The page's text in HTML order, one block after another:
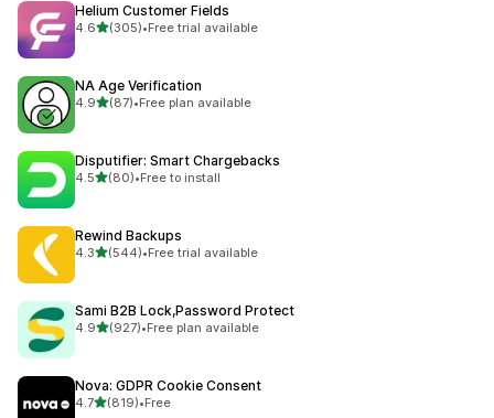
Helium Customer Fields
4.6เต็ม 5 ดาว
(305)
ทั้งหมด 305 รีวิว
•Free trial available
NA Age Verification
4.9เต็ม 5 ดาว
(87)
ทั้งหมด 87 รีวิว
•Free plan available
Disputifier: Smart Chargebacks
4.5เต็ม 5 ดาว
(80)
ทั้งหมด 80 รีวิว
•Free to install
Rewind Backups
4.3เต็ม 5 ดาว
(544)
ทั้งหมด 544 รีวิว
•Free trial available
Sami B2B Lock,Password Protect
4.9เต็ม 5 ดาว
(927)
ทั้งหมด 927 รีวิว
•Free plan available
Nova: GDPR Cookie Consent
4.7เต็ม 5 ดาว
(819)
ทั้งหมด 819 รีวิว
•Free